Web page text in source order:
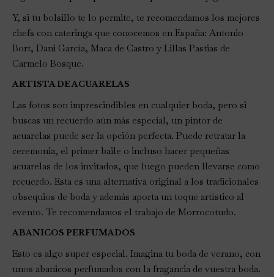
Y, si tu bolsillo te lo permite, te recomendamos los mejores
chefs con caterings que conocemos en España: Antonio
Bort, Dani García, Maca de Castro y Lillas Pastias de
Carmelo Bosque.
ARTISTA DE ACUARELAS
Las fotos son imprescindibles en cualquier boda, pero si
buscas un recuerdo aún más especial, un pintor de
acuarelas puede ser la opción perfecta. Puede retratar la
ceremonia, el primer baile o incluso hacer pequeñas
acuarelas de los invitados, que luego pueden llevarse como
recuerdo. Esta es una alternativa original a los tradicionales
obsequios de boda y además aporta un toque artístico al
evento. Te recomendamos el trabajo de Morrocotudo.
ABANICOS PERFUMADOS
Esto es algo super especial. Imagina tu boda de verano, con
unos abanicos perfumados con la fragancia de vuestra boda.